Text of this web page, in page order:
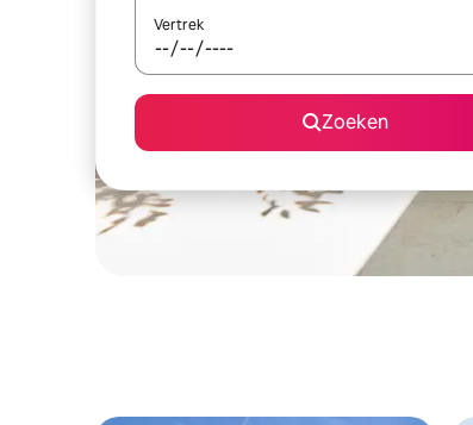
Vertrek
Zoeken